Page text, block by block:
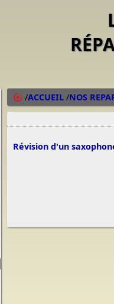
/ACCUEIL /NOS
Révision d'un